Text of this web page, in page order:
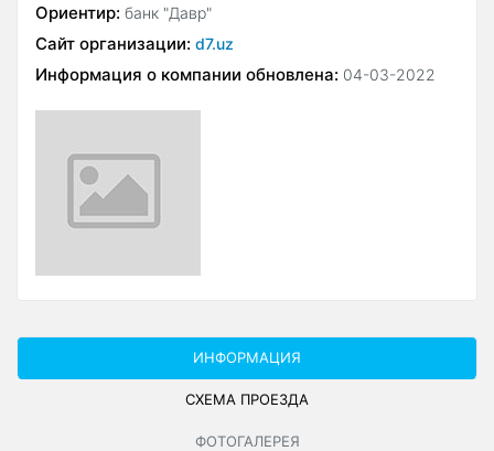
Ориентир: банк "Давр"
Сайт организации: d7.uz
Информация о компании обновлена: 04-03-2022
ИНФОРМАЦИЯ
СХЕМА ПРОЕЗДА
ФОТОГАЛЕРЕЯ